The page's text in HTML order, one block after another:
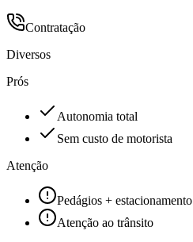
Contratação
Diversos
Prós
Autonomia total
Sem custo de motorista
Atenção
Pedágios + estacionamento
Atenção ao trânsito